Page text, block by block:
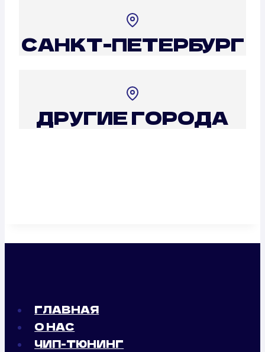
САНКТ-ПЕТЕРБУРГ
ДРУГИЕ ГОРОДА
ГЛАВНАЯ
О НАС
ЧИП-ТЮНИНГ